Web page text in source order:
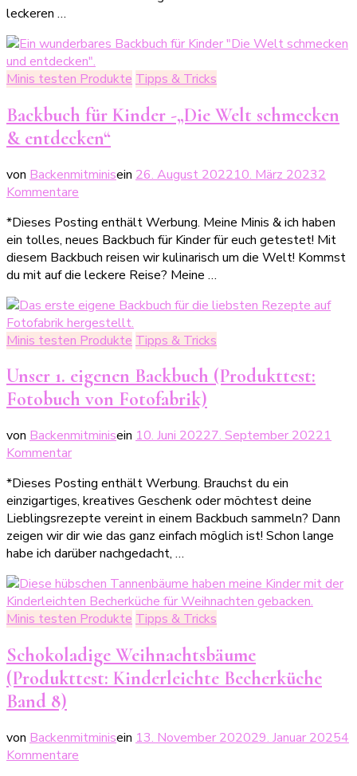
kleine
Räuber
leckeren …
Minis testen Produkte Tipps & Tricks
Backbuch für Kinder -„Die Welt schmecken
& entdecken“
von Backenmitminisein 26. August 202210. März 20232
Kommentare
für
Kinder
-
„Die
Welt
schmecken
&
entdecken“
*Dieses Posting enthält Werbung. Meine Minis & ich haben
ein tolles, neues Backbuch für Kinder für euch getestet! Mit
diesem Backbuch reisen wir kulinarisch um die Welt! Kommst
du mit auf die leckere Reise? Meine …
Minis testen Produkte Tipps & Tricks
Unser 1. eigenen Backbuch (Produkttest:
Fotobuch von Fotofabrik)
von Backenmitminisein 10. Juni 20227. September 20221
Kommentarzu
1.
eigenen
Backbuch
(Produkttest:
Fotobuch
von
Fotofabrik)
*Dieses Posting enthält Werbung. Brauchst du ein
einzigartiges, kreatives Geschenk oder möchtest deine
Lieblingsrezepte vereint in einem Backbuch sammeln? Dann
zeigen wir dir wie das ganz einfach möglich ist! Schon lange
habe ich darüber nachgedacht, …
Minis testen Produkte Tipps & Tricks
Schokoladige Weihnachtsbäume
(Produkttest: Kinderleichte Becherküche
Band 8)
von Backenmitminisein 13. November 202029. Januar 20254
Kommentare